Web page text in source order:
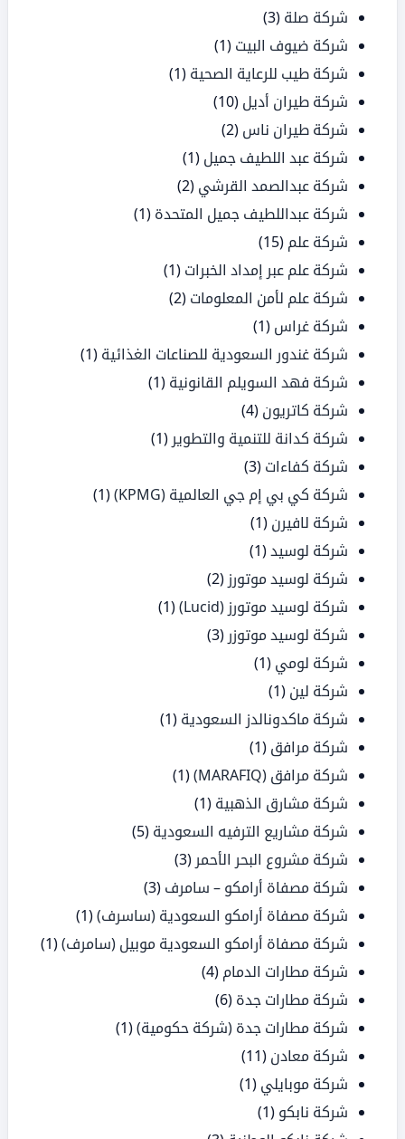
شركة صلة (3)
شركة ضيوف البيت (1)
شركة طيب للرعاية الصحية (1)
شركة طيران أديل (10)
شركة طيران ناس (2)
شركة عبد اللطيف جميل (1)
شركة عبدالصمد القرشي (2)
شركة عبداللطيف جميل المتحدة (1)
شركة علم (15)
شركة علم عبر إمداد الخبرات (1)
شركة علم لأمن المعلومات (2)
شركة غراس (1)
شركة غندور السعودية للصناعات الغذائية (1)
شركة فهد السويلم القانونية (1)
شركة كاتريون (4)
شركة كدانة للتنمية والتطوير (1)
شركة كفاءات (3)
شركة كي بي إم جي العالمية (KPMG)
(1)
شركة لافيرن (1)
شركة لوسيد(1)
شركة لوسيد موتورز (2)
شركة لوسيد موتورز (Lucid)
(1)
شركة لوسيد موتوزر (3)
شركة لومي (1)
شركة لين (1)
شركة ماكدونالدز السعودية (1)
شركة مرافق (1)
شركة مرافق (MARAFIQ)
(1)
شركة مشارق الذهبية (1)
شركة مشاريع الترفيه السعودية (5)
شركة مشروع البحر الأحمر (3)
شركة مصفاة أرامكو – سامرف (3)
شركة مصفاة أرامكو السعودية (ساسرف)(1)
شركة مصفاة أرامكو السعودية موبيل (سامرف)(1)
شركة مطارات الدمام (4)
شركة مطارات جدة (6)
شركة مطارات جدة (شركة حكومية)(1)
شركة معادن (11)
شركة موبايلي (1)
شركة نابكو (1)